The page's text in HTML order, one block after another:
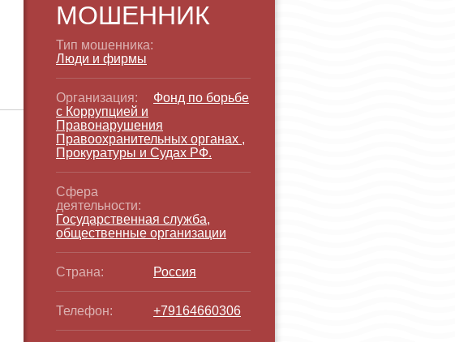
МОШЕННИК
Тип мошенника:
Люди и фирмы
Организация:
Фонд по борьбе
с Коррупцией и
Правонарушения
Правоохранительных органах ,
Прокуратуры и Судах РФ.
Сфера
деятельности:
Государственная служба,
общественные организации
Страна: Россия
Телефон: +79164660306